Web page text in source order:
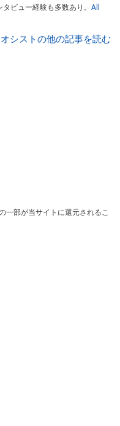
ビュー経験も多数あり。 All
シストの他の記事を読む
一部が当サイトに還元されるこ